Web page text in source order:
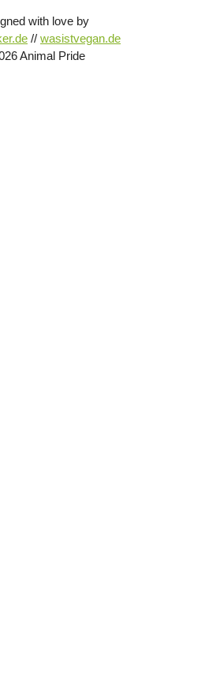
with love by
// wasistvegan.de
Animal Pride